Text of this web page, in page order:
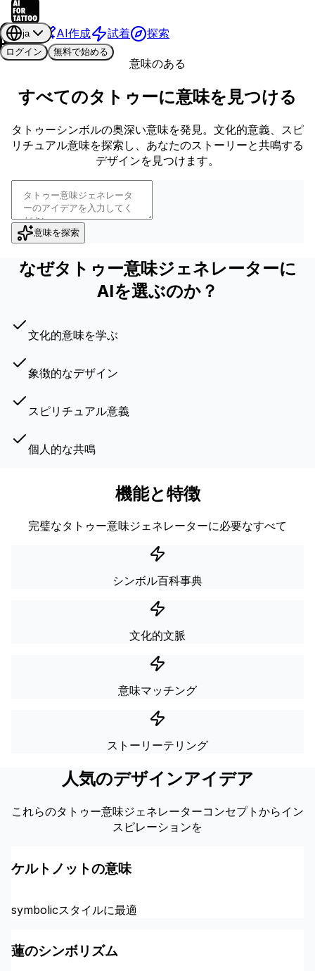
AI作成 試着 探索
ja
ログイン
無料で始める
意味のある
すべてのタトゥーに意味を見つける
タトゥーシンボルの奥深い意味を発見。文化的意義、スピ
リチュアル意味を探索し、あなたのストーリーと共鳴する
デザインを見つけます。
意味を探索
なぜタトゥー意味ジェネレーターに
AIを選ぶのか？
文化的意味を学ぶ
象徴的なデザイン
スピリチュアル意義
個人的な共鳴
機能と特徴
完璧なタトゥー意味ジェネレーターに必要なすべて
シンボル百科事典
文化的文脈
意味マッチング
ストーリーテリング
人気のデザインアイデア
これらのタトゥー意味ジェネレーターコンセプトからイン
スピレーションを
ケルトノットの意味
symbolicスタイルに最適
蓮のシンボリズム